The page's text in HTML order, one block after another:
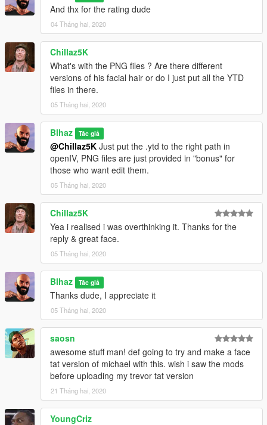
And thx for the rating dude
04 Tháng hai, 2020
Chillaz5K
What's with the PNG files ? Are there different
versions of his facial hair or do I just put all the YTD
files in there.
05 Tháng hai, 2020
Blhaz Tác giả
@Chillaz5K Just put the .ytd to the right path in
openIV, PNG files are just provided in "bonus" for
those who want edit them.
05 Tháng hai, 2020
Chillaz5K
Yea i realised i was overthinking it. Thanks for the
reply & great face.
05 Tháng hai, 2020
Blhaz Tác giả
Thanks dude, I appreciate it
05 Tháng hai, 2020
saosn
awesome stuff man! def going to try and make a face
tat version of michael with this. wish i saw the mods
before uploading my trevor tat version
21 Tháng hai, 2020
YoungCriz